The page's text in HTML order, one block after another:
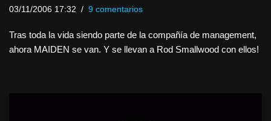
03/11/2006 17:32 9 comentarios
Tras toda la vida siendo parte de la compañía de management,
ahora MAIDEN se van. Y se llevan a Rod Smallwood con ellos!